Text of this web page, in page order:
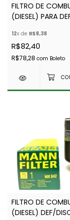
FILTRO DE
(DIESEL) PARA
MANN - AEU2147
12x de R$8,38
R$82,40
R$78,28 com Boleto
FILTRO DE
(DIESEL) DEF/